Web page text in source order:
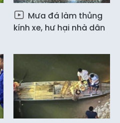
Mưa đá làm thủng
kính xe, hư hại nhà dân